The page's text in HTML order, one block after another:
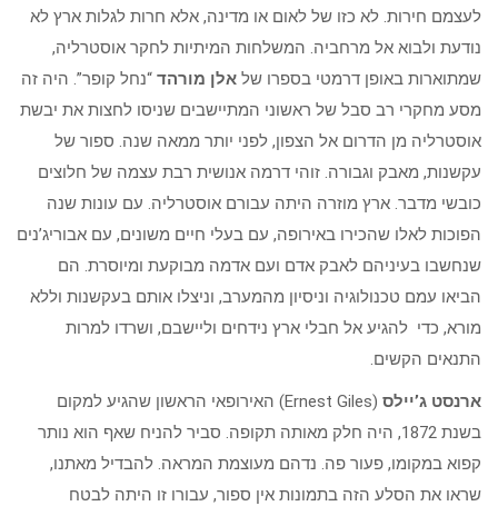
לעצמם חירות. לא כזו של לאום או מדינה, אלא חרות לגלות ארץ לא
נודעת ולבוא אל מרחביה. המשלחות המיתיות לחקר אוסטרליה,
שמתוארות באופן דרמטי בספרו של אלן מורהד “נחל קופר”. היה זה
מסע מחקרי רב סבל של ראשוני המתיישבים שניסו לחצות את יבשת
אוסטרליה מן הדרום אל הצפון, לפני יותר ממאה שנה. ספור של
עקשנות, מאבק וגבורה. זוהי דרמה אנושית רבת עצמה של חלוצים
כובשי מדבר. ארץ מוזרה היתה עבורם אוסטרליה. עם עונות שנה
הפוכות לאלו שהכירו באירופה, עם בעלי חיים משונים, עם אבוריג’נים
שנחשבו בעיניהם לאבק אדם ועם אדמה מבוקעת ומיוסרת. הם
הביאו עמם טכנולוגיה וניסיון מהמערב, וניצלו אותם בעקשנות וללא
מורא, כדי להגיע אל חבלי ארץ נידחים וליישבם, ושרדו למרות
התנאים הקשים.
ארנסט ג’יילס
(Ernest Giles) האירופאי הראשון שהגיע למקום
בשנת 1872, היה חלק מאותה תקופה. סביר להניח שאף הוא נותר
קפוא במקומו, פעור פה. נדהם מעוצמת המראה. להבדיל מאתנו,
שראו את הסלע הזה בתמונות אין ספור, עבורו זו היתה לבטח